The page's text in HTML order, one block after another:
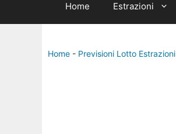
Home Estrazioni
Home - Previsioni Lotto Estrazioni